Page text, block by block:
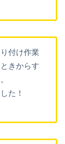
付け作業
きからす
た！